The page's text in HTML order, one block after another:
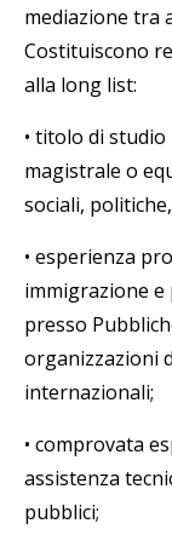
mediazione tra
Costituiscono
alla long list:
• titolo di studio
magistrale o
sociali,
• esperienza
immigrazione
presso
organizzazioni
internazionali;
• comprovata
assistenza
pubblici;